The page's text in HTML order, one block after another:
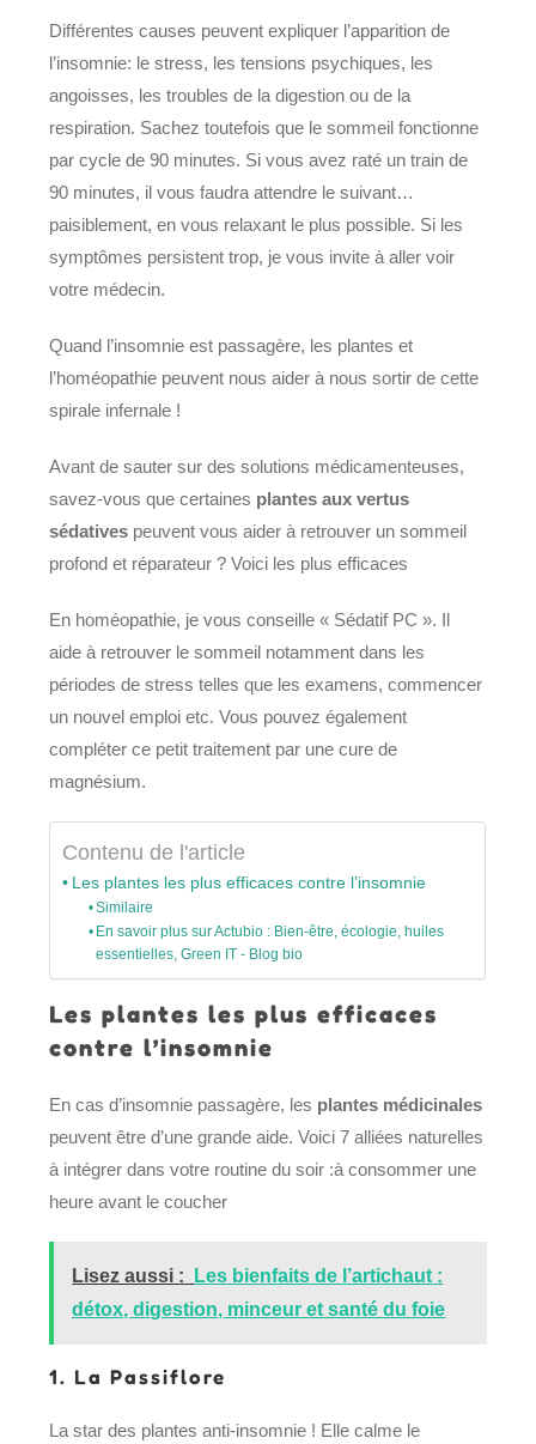
Différentes causes peuvent expliquer l’apparition de
l’insomnie: le stress, les tensions psychiques, les
angoisses, les troubles de la digestion ou de la
respiration. Sachez toutefois que le sommeil fonctionne
par cycle de 90 minutes. Si vous avez raté un train de
90 minutes, il vous faudra attendre le suivant…
paisiblement, en vous relaxant le plus possible. Si les
symptômes persistent trop, je vous invite à aller voir
votre médecin.
Quand l’insomnie est passagère, les plantes et
l’homéopathie peuvent nous aider à nous sortir de cette
spirale infernale !
Avant de sauter sur des solutions médicamenteuses,
savez-vous que certaines plantes aux vertus
sédatives peuvent vous aider à retrouver un sommeil
profond et réparateur ? Voici les plus efficaces
En homéopathie, je vous conseille « Sédatif PC ». Il
aide à retrouver le sommeil notamment dans les
périodes de stress telles que les examens, commencer
un nouvel emploi etc. Vous pouvez également
compléter ce petit traitement par une cure de
magnésium.
Contenu de l'article
Les plantes les plus efficaces contre l’insomnie
Similaire
En savoir plus sur Actubio : Bien-être, écologie, huiles
essentielles, Green IT - Blog bio
Les plantes les plus efficaces
contre l’insomnie
En cas d’insomnie passagère, les plantes médicinales
peuvent être d’une grande aide. Voici 7 alliées naturelles
à intégrer dans votre routine du soir :à consommer une
heure avant le coucher
Lisez aussi :
Les bienfaits de l’artichaut :
détox, digestion, minceur et santé du foie
1. La Passiflore
La star des plantes anti-insomnie ! Elle calme le